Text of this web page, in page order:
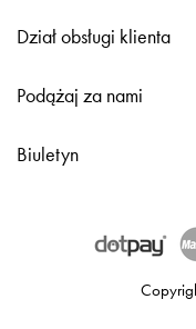
Dział obsługi klienta
Podążaj za nami
Biuletyn